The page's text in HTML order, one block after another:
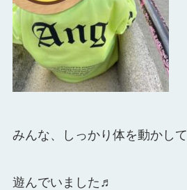
みんな、しっかり体を動かして
遊んでいました♬